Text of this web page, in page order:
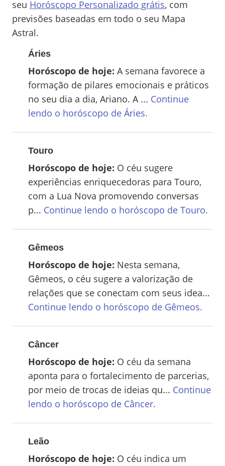
seu Horóscopo Personalizado grátis, com
previsões baseadas em todo o seu Mapa
Astral.
Áries
Horóscopo de hoje: A semana favorece a
formação de pilares emocionais e práticos
no seu dia a dia, Ariano. A ... Continue
lendo o horóscopo de Áries.
Touro
Horóscopo de hoje: O céu sugere
experiências enriquecedoras para Touro,
com a Lua Nova promovendo conversas
p... Continue lendo o horóscopo de Touro.
Gêmeos
Horóscopo de hoje: Nesta semana,
Gêmeos, o céu sugere a valorização de
relações que se conectam com seus idea...
Continue lendo o horóscopo de Gêmeos.
Câncer
Horóscopo de hoje: O céu da semana
aponta para o fortalecimento de parcerias,
por meio de trocas de ideias qu... Continue
lendo o horóscopo de Câncer.
Leão
Horóscopo de hoje: O céu indica um